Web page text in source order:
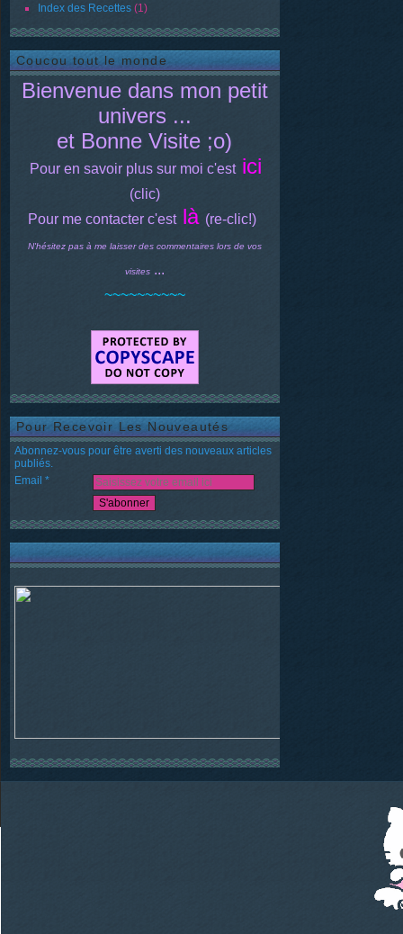
Index des Recettes (1)
Coucou tout le monde
Bienvenue dans mon petit
univers ...
et Bonne Visite ;o)
Pour en savoir plus sur moi c'est ici
(clic)
Pour me contacter c'est là (re-clic!)
N'hésitez pas à me laisser des commentaires lors de vos
visites ...
~~~~~~~~~~
Pour Recevoir Les Nouveautés
Abonnez-vous pour être averti des nouveaux articles
publiés.
Email